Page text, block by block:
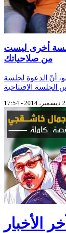
أخرى ليست
من صلاحياتك
أنّ الدعوة لجلسة
آخر الأخبار